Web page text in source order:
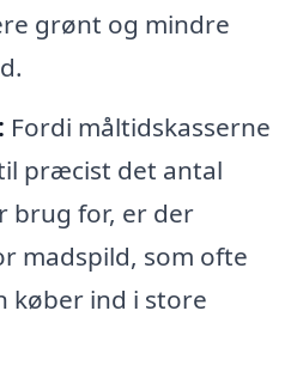
grønt og mindre
Fordi måltidskasserne
præcist det antal
brug for, er der
madspild, som ofte
køber ind i store